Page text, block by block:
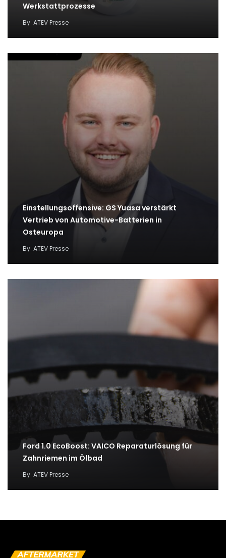
Werkstattprozesse
By ATEV Presse
Einstellungsoffensive: GS Yuasa verstärkt
Vertrieb von Automotive-Batterien in
Osteuropa
By ATEV Presse
Ford 1.0 EcoBoost: VAICO Reparaturlösung für
Zahnriemen im Ölbad
By ATEV Presse